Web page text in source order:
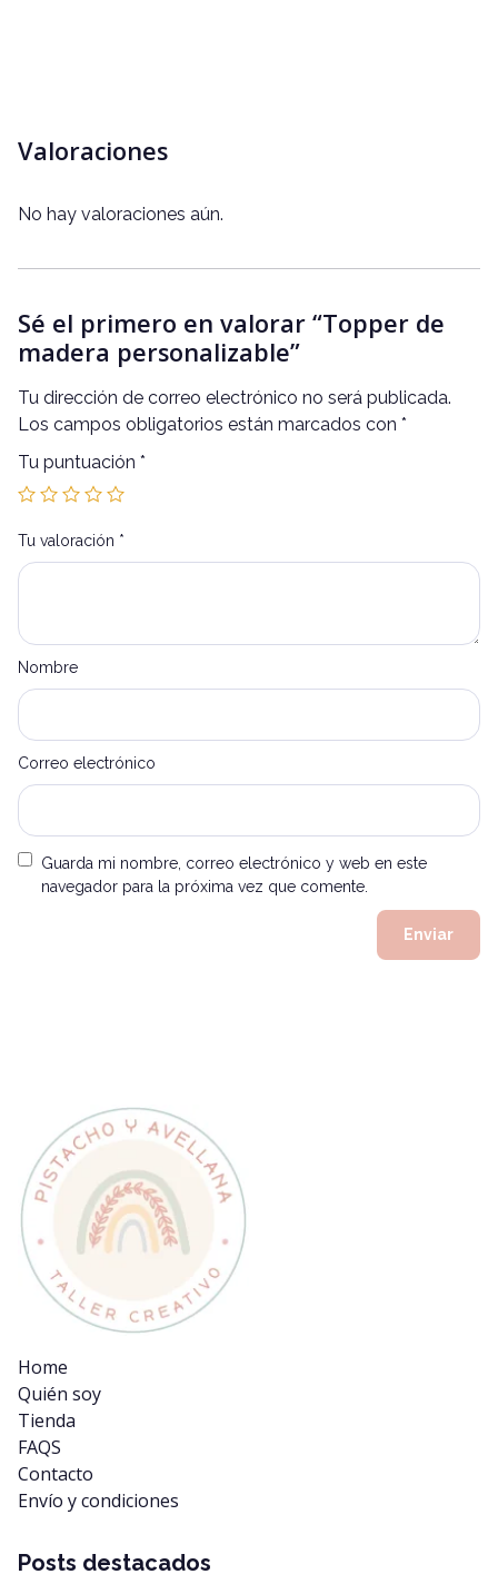
Valoraciones
No hay valoraciones aún.
Sé el primero en valorar “Topper de
madera personalizable”
Tu dirección de correo electrónico no será publicada.
Los campos obligatorios están marcados con *
Tu puntuación *
Tu valoración *
Nombre
Correo electrónico
Guarda mi nombre, correo electrónico y web en este
navegador para la próxima vez que comente.
Home
Quién soy
Tienda
FAQS
Contacto
Envío y condiciones
Posts destacados